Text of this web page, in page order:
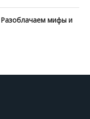
Разоблачаем мифы и